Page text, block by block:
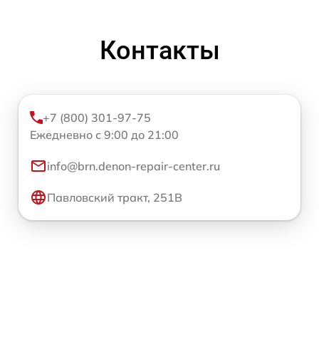
Контакты
+7 (800) 301-97-75
Ежедневно с 9:00 до 21:00
info@brn.denon-repair-center.ru
Павловский тракт, 251В